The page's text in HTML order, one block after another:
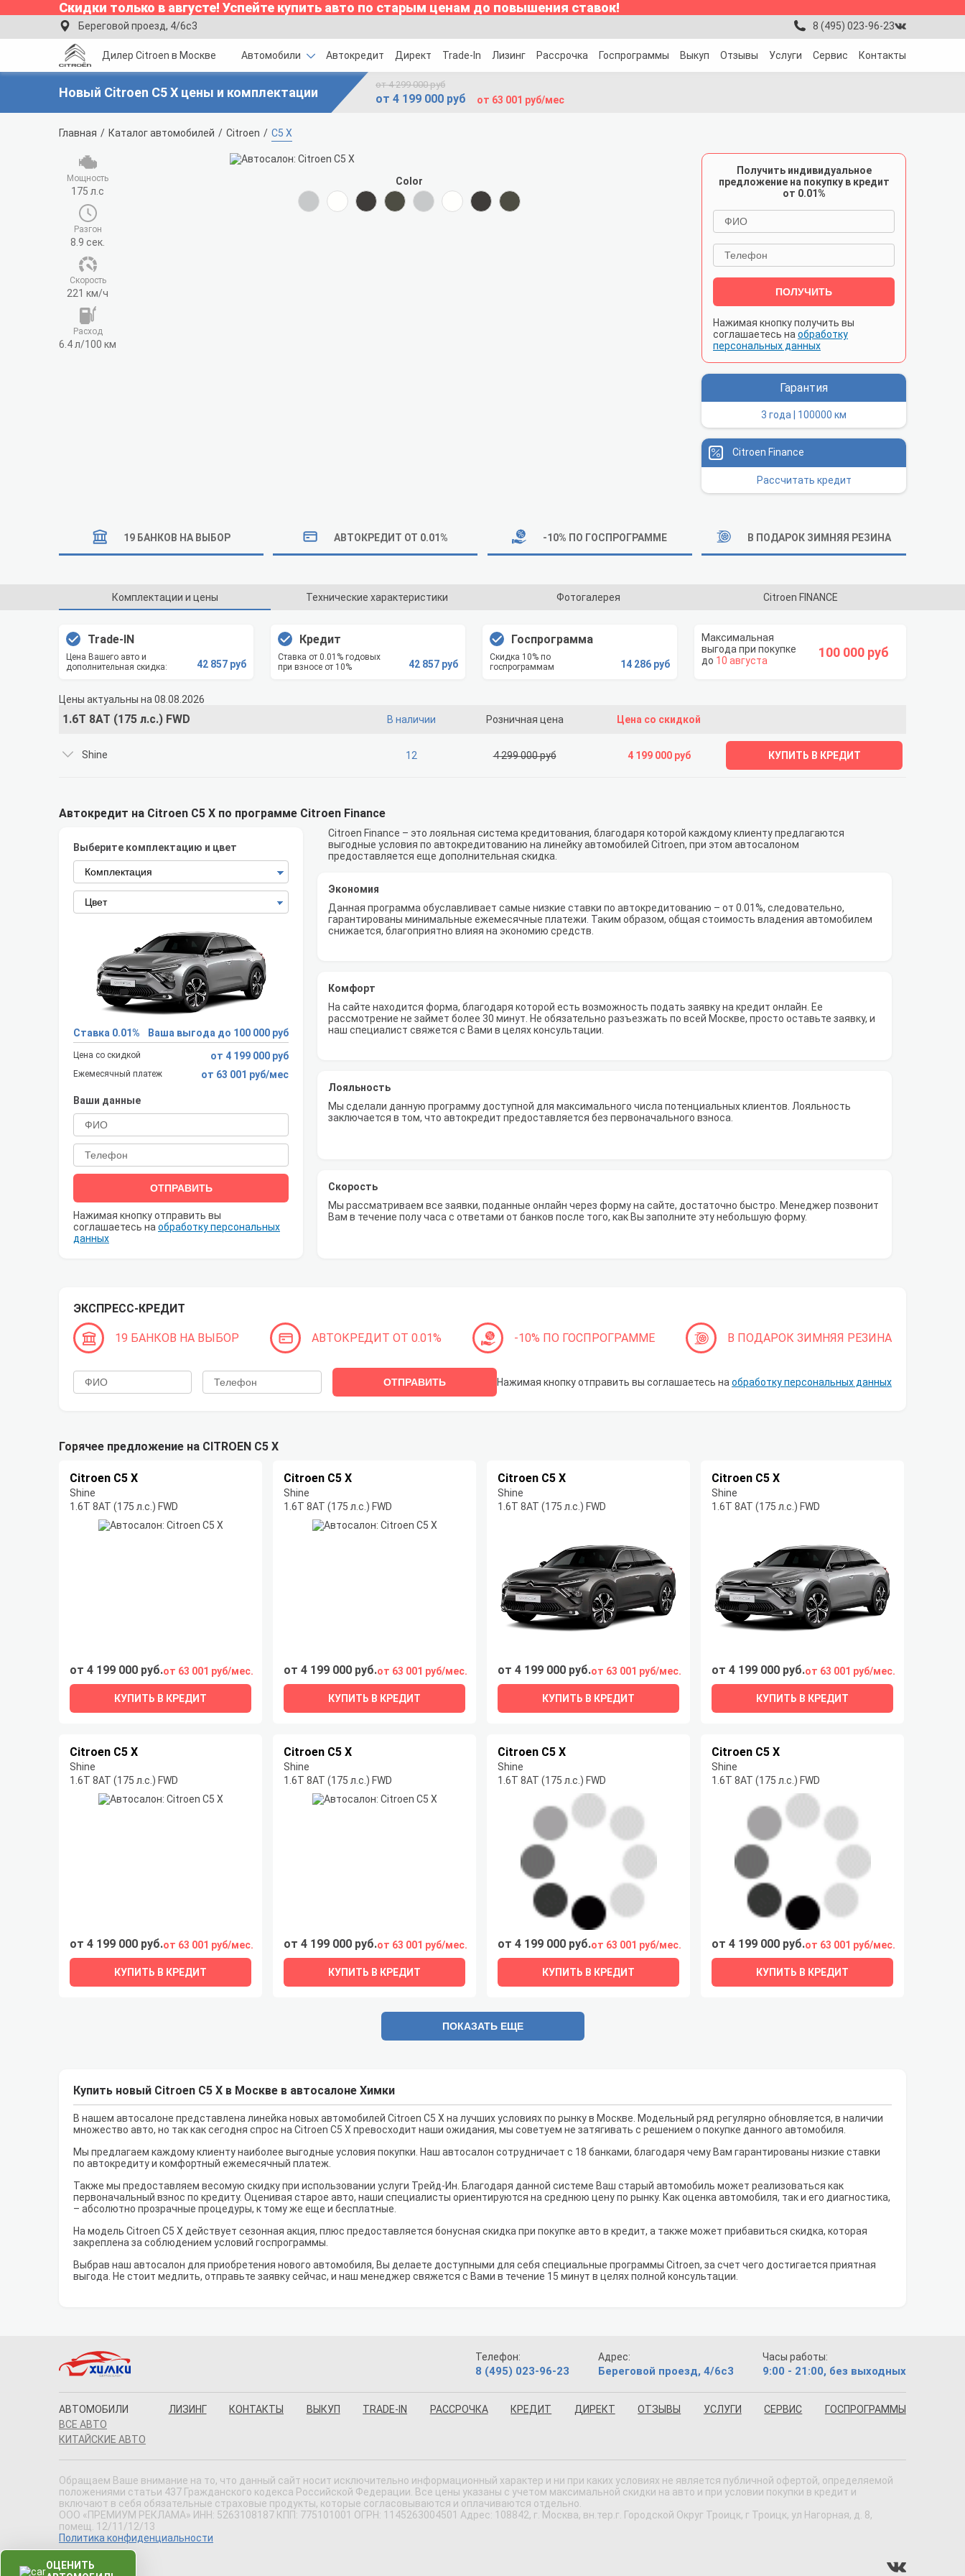
Скидки только в августе! Успейте купить авто по старым ценам до повышения ставок!
Береговой проезд, 4/6с3 8 (495) 023-96-23
Дилер Citroen в Москве Автомобили Автокредит Директ Trade-In Лизинг Рассрочка Госпрограммы Выкуп Отзывы Услуги Сервис Контакты
Новый Citroen C5 X цены и комплектации
от 4 299 000 руб
от 4 199 000 руб от 63 001 руб/мес
Главная Каталог автомобилей Citroen C5 X
Мощность
175 л.с
Разгон
8.9 сек.
Cкорость
221 км/ч
Расход
6.4 л/100 км
Color
Получить индивидуальное
предложение на покупку в кредит
от 0.01%
ПОЛУЧИТЬ
Нажимая кнопку получить вы
соглашаетесь на обработку
персональных данных
Гарантия
3 года | 100000 км
Citroen Finance
Рассчитать кредит
19 БАНКОВ НА ВЫБОР АВТОКРЕДИТ ОТ 0.01% -10% ПО ГОСПРОГРАММЕ В ПОДАРОК ЗИМНЯЯ РЕЗИНА
Комплектации и цены Технические характеристики Фотогалерея Citroen FINANCE
Trade-IN
Цена Вашего авто и
дополнительная скидка:
42 857 руб
Кредит
Ставка от 0.01% годовых
при взносе от 10%
42 857 руб
Госпрограмма
Скидка 10% по
госпрограммам
14 286 руб 10 августа
100 000 руб
Цены актуальны на 08.08.2026
1.6T 8AT (175 л.с.) FWD В наличии Розничная цена Цена со скидкой
Shine 12 4 299 000 руб 4 199 000 руб КУПИТЬ В КРЕДИТ
Автокредит на Citroen C5 X по программе Citroen Finance
Выберите комплектацию и цвет
Ставка 0.01% Ваша выгода до 100 000 руб
Цена со скидкой от 4 199 000 руб
Ежемесячный платеж от 63 001 руб/мес
Ваши данные
ОТПРАВИТЬ
Нажимая кнопку отправить вы
соглашаетесь на обработку персональных
данных
Citroen Finance – это лояльная система кредитования, благодаря которой каждому клиенту предлагаются
выгодные условия по автокредитованию на линейку автомобилей Citroen, при этом автосалоном
предоставляется еще дополнительная скидка.
Экономия
Данная программа обуславливает самые низкие ставки по автокредитованию – от 0.01%, следовательно,
гарантированы минимальные ежемесячные платежи. Таким образом, общая стоимость владения автомобилем
снижается, благоприятно влияя на экономию средств.
Комфорт
На сайте находится форма, благодаря которой есть возможность подать заявку на кредит онлайн. Ее
рассмотрение не займет более 30 минут. Не обязательно разъезжать по всей Москве, просто оставьте заявку, и
наш специалист свяжется с Вами в целях консультации.
Лояльность
Мы сделали данную программу доступной для максимального числа потенциальных клиентов. Лояльность
заключается в том, что автокредит предоставляется без первоначального взноса.
Скорость
Мы рассматриваем все заявки, поданные онлайн через форму на сайте, достаточно быстро. Менеджер позвонит
Вам в течение полу часа с ответами от банков после того, как Вы заполните эту небольшую форму.
ЭКСПРЕСС-КРЕДИТ
19 БАНКОВ НА ВЫБОР АВТОКРЕДИТ ОТ 0.01% -10% ПО ГОСПРОГРАММЕ В ПОДАРОК ЗИМНЯЯ РЕЗИНА
ОТПРАВИТЬ Нажимая кнопку отправить вы соглашаетесь на обработку персональных данных
Горячее предложение на CITROEN C5 X
Citroen C5 X
Shine
1.6T 8AT (175 л.с.) FWD
от 4 199 000 руб.от 63 001 руб/мес.
КУПИТЬ В КРЕДИТ
Citroen C5 X
Shine
1.6T 8AT (175 л.с.) FWD
от 4 199 000 руб.от 63 001 руб/мес.
КУПИТЬ В КРЕДИТ
Citroen C5 X
Shine
1.6T 8AT (175 л.с.) FWD
от 4 199 000 руб.от 63 001 руб/мес.
КУПИТЬ В КРЕДИТ
Citroen C5 X
Shine
1.6T 8AT (175 л.с.) FWD
от 4 199 000 руб.от 63 001 руб/мес.
КУПИТЬ В КРЕДИТ
Citroen C5 X
Shine
1.6T 8AT (175 л.с.) FWD
от 4 199 000 руб.от 63 001 руб/мес.
КУПИТЬ В КРЕДИТ
Citroen C5 X
Shine
1.6T 8AT (175 л.с.) FWD
от 4 199 000 руб.от 63 001 руб/мес.
КУПИТЬ В КРЕДИТ
Citroen C5 X
Shine
1.6T 8AT (175 л.с.) FWD
от 4 199 000 руб.от 63 001 руб/мес.
КУПИТЬ В КРЕДИТ
Citroen C5 X
Shine
1.6T 8AT (175 л.с.) FWD
от 4 199 000 руб.от 63 001 руб/мес.
КУПИТЬ В КРЕДИТ
ПОКАЗАТЬ ЕЩЕ
Купить новый Citroen C5 X в Москве в автосалоне Химки
В нашем автосалоне представлена линейка новых автомобилей Citroen C5 X на лучших условиях по рынку в Москве. Модельный ряд регулярно обновляется, в наличии
множество авто, но так как сегодня спрос на Citroen C5 X превосходит наши ожидания, мы советуем не затягивать с решением о покупке данного автомобиля.
Мы предлагаем каждому клиенту наиболее выгодные условия покупки. Наш автосалон сотрудничает с 18 банками, благодаря чему Вам гарантированы низкие ставки
по автокредиту и комфортный ежемесячный платеж.
Также мы предоставляем весомую скидку при использовании услуги Трейд-Ин. Благодаря данной системе Ваш старый автомобиль может реализоваться как
первоначальный взнос по кредиту. Оценивая старое авто, наши специалисты ориентируются на среднюю цену по рынку. Как оценка автомобиля, так и его диагностика,
– абсолютно прозрачные процедуры, к тому же еще и бесплатные.
На модель Citroen C5 X действует сезонная акция, плюс предоставляется бонусная скидка при покупке авто в кредит, а также может прибавиться скидка, которая
закреплена за соблюдением условий госпрограммы.
Выбрав наш автосалон для приобретения нового автомобиля, Вы делаете доступными для себя специальные программы Citroen, за счет чего достигается приятная
выгода. Не стоит медлить, отправьте заявку сейчас, и наш менеджер свяжется с Вами в течение 15 минут в целях полной консультации.
Телефон:
8 (495) 023-96-23
Адрес:
Береговой проезд, 4/6с3
Часы работы:
9:00 - 21:00, без выходных
АВТОМОБИЛИ
ВСЕ АВТО
КИТАЙСКИЕ АВТО
ЛИЗИНГ КОНТАКТЫ ВЫКУП TRADE-IN РАССРОЧКА КРЕДИТ ДИРЕКТ ОТЗЫВЫ УСЛУГИ СЕРВИС ГОСПРОГРАММЫ
Обращаем Ваше внимание на то, что данный сайт носит исключительно информационный характер и ни при каких условиях не является публичной офертой, определяемой
положениями статьи 437 Гражданского кодекса Российской Федерации. Все цены указаны с учетом максимальной скидки на авто и при условии покупки в кредит и
включают в себя обязательные страховые продукты, которые согласовываются и оплачиваются отдельно.
ООО «ПРЕМИУМ РЕКЛАМА» ИНН: 5263108187 КПП: 775101001 ОГРН: 1145263004501 Адрес: 108842, г. Москва, вн.тер.г. Городской Округ Троицк, г Троицк, ул Нагорная, д. 8,
помещ. 12/11/12/13
Политика конфиденциальности
ОЦЕНИТЬ